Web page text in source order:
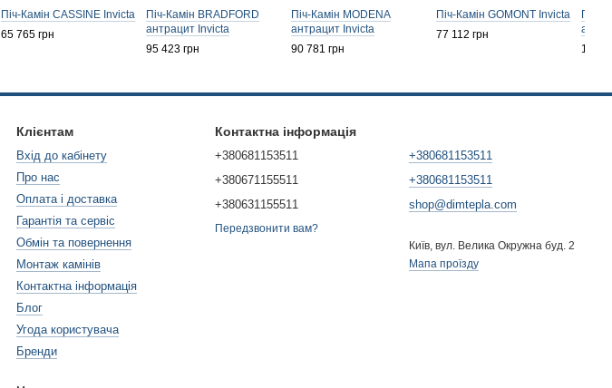
Піч-Камін CASSINE Invicta
65 765 грн
Піч-Камін BRADFORD
антрацит Invicta
95 423 грн
Піч-Камін MODENA
антрацит Invicta
90 781 грн
Піч-Камін GOMONT Invicta
77 112 грн
Піч-
124
Клієнтам
Вхід до кабінету
Про нас
Оплата і доставка
Гарантія та сервіс
Обмін та повернення
Монтаж камінів
Контактна інформація
Блог
Угода користувача
Бренди
Контактна інформація
+380681153511
+380671155511
+380631155511
Передзвонити вам?
+380681153511
+380681153511
shop@dimtepla.com
Київ, вул. Велика Окружна буд. 2
Мапа проїзду